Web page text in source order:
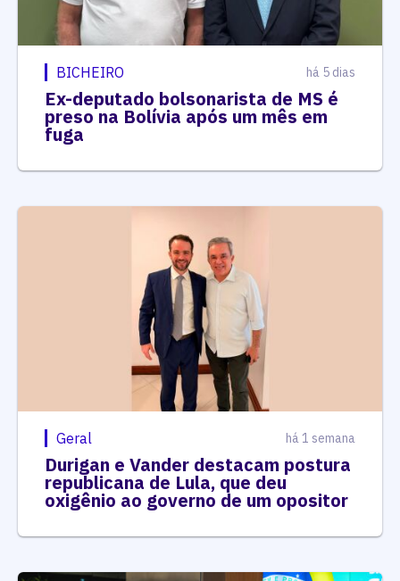
BICHEIRO há 5 dias
Ex-deputado bolsonarista de MS é
preso na Bolívia após um mês em
fuga
Geral há 1 semana
Durigan e Vander destacam postura
republicana de Lula, que deu
oxigênio ao governo de um opositor